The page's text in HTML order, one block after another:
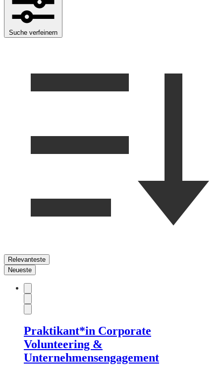
Suche verfeinern
Relevanteste
Neueste
Praktikant*in Corporate
Volunteering &
Unternehmensengagement